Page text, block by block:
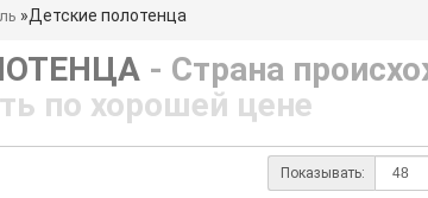
Детские полотенца
- Страна
по хорошей цене
Показывать: